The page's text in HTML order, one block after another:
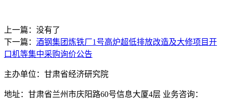
上一篇：没有了
下一篇： 酒钢集团炼铁厂1号高炉超低排放改造及大修项目开
口机等集中采购询价公告
主办单位：甘肃省经济研究院
地址：甘肃省兰州市庆阳路60号信息大厦4层 业务咨询：